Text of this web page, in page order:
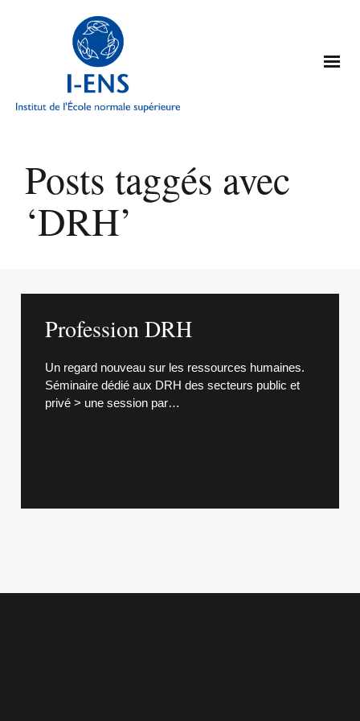
Posts taggés avec
‘DRH’
Profession DRH
Un regard nouveau sur les ressources humaines.
Séminaire dédié aux DRH des secteurs public et
privé > une session par…